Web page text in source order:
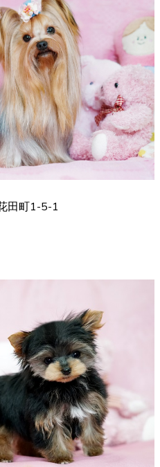
田町1-5-1